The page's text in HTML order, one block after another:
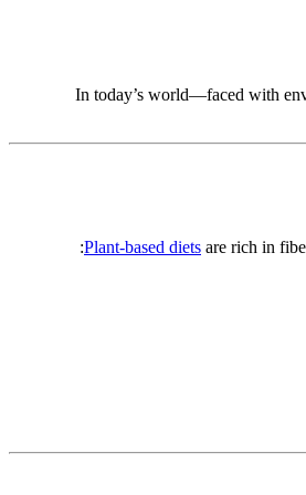
In today’s world—faced with
Plant-based diets are rich in